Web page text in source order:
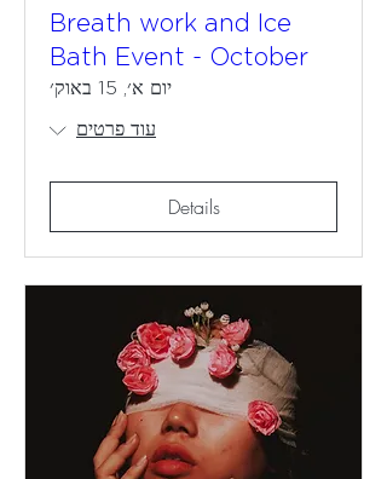
Breath work and Ice
Bath Event - October
יום א׳, 15 באוק׳
עוד פרטים
Details